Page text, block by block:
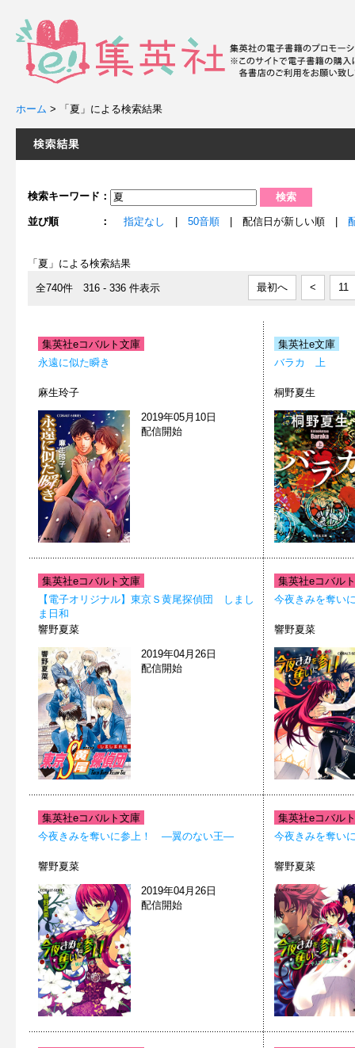
ホーム > 「夏」による検索結果
検索キーワード：
並び順 ： 指定なし 50音順 | 配信日が新しい順 |
「夏」による検索結果
全740件 316 - 336 件表示 最初へ < 11
集英社eコバルト文庫
永遠に似た瞬き
麻生玲子
2019年05月10日
配信開始
集英社e文庫
バラカ 上
桐野夏生
集英社eコバルト文庫
【電子オリジナル】東京Ｓ黄尾探偵団 しまし
ま日和
響野夏菜
2019年04月26日
配信開始
集英社eコバル
今夜きみを奪
響野夏菜
集英社eコバルト文庫
今夜きみを奪いに参上！ ―翼のない王―
響野夏菜
2019年04月26日
配信開始
集英社eコバル
今夜きみを奪
響野夏菜